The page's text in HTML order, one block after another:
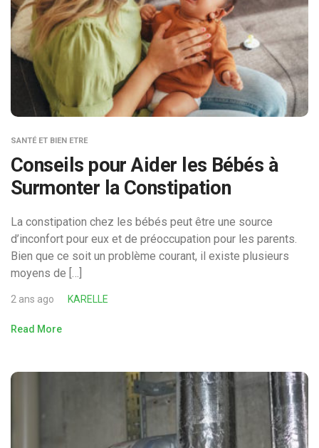
SANTÉ ET BIEN ETRE
Conseils pour Aider les Bébés à
Surmonter la Constipation
La constipation chez les bébés peut être une source
d’inconfort pour eux et de préoccupation pour les parents.
Bien que ce soit un problème courant, il existe plusieurs
moyens de […]
2 ans ago KARELLE
Read More